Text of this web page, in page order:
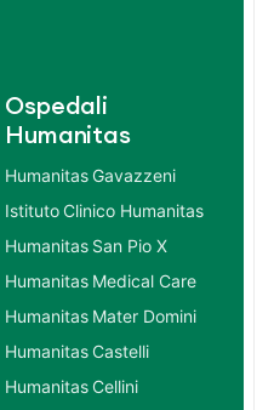
Ospedali
Humanitas
Humanitas Gavazzeni
Istituto Clinico Humanitas
Humanitas San Pio X
Humanitas Medical Care
Humanitas Mater Domini
Humanitas Castelli
Humanitas Cellini